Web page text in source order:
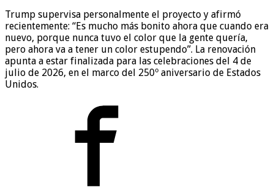
Trump supervisa personalmente el proyecto y afirmó
recientemente: “Es mucho más bonito ahora que cuando era
nuevo, porque nunca tuvo el color que la gente quería,
pero ahora va a tener un color estupendo”. La renovación
apunta a estar finalizada para las celebraciones del 4 de
julio de 2026, en el marco del 250º aniversario de Estados
Unidos.